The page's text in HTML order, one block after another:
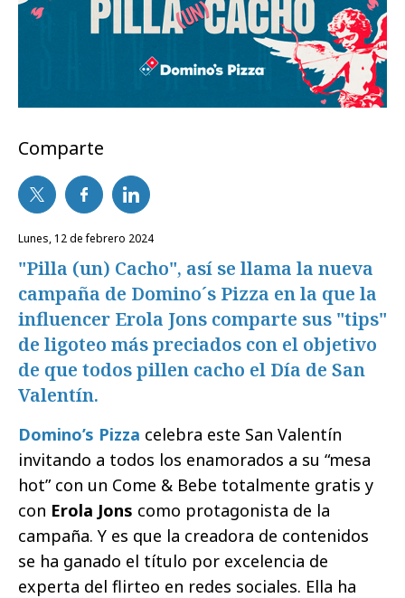
Comparte
lunes, 12 de febrero 2024
"Pilla (un) Cacho", así se llama la nueva
campaña de Domino´s Pizza en la que la
influencer Erola Jons comparte sus "tips"
de ligoteo más preciados con el objetivo
de que todos pillen cacho el Día de San
Valentín.
Domino’s Pizza celebra este San Valentín
invitando a todos los enamorados a su “mesa
hot” con un Come & Bebe totalmente gratis y
con Erola Jons como protagonista de la
campaña. Y es que la creadora de contenidos
se ha ganado el título por excelencia de
experta del flirteo en redes sociales. Ella ha